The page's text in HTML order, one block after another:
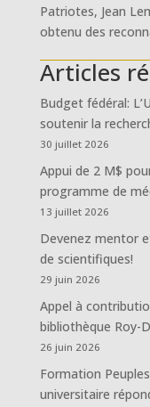
Patriotes, Jean
obtenu des
Articles
Budget fédéral:
soutenir la
30 juillet 2026
Appui de 2 M$
programme de
13 juillet 2026
Devenez mentor
de scientifiques!
29 juin 2026
Appel à
bibliothèque Roy-
26 juin 2026
Formation
universitaire